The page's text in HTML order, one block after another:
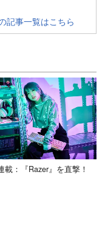
記事一覧はこちら
載：『Razer』を直撃！